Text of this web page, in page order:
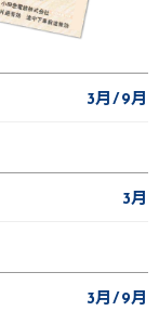
3月 9月
3月
3月 9月